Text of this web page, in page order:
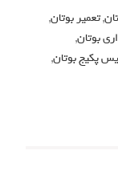
,تعمیر بوتان,
بوتان,
پکیج بوتان,